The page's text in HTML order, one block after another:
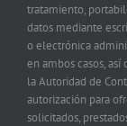
tratamiento,
datos mediante
o electrónica
en ambos casos,
la Autoridad de
autorización para
solicitados,